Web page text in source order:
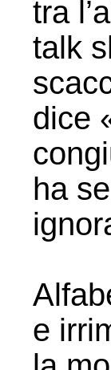
tra
talk
dice
ha
e